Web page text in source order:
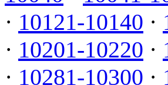
· 10121-10140 ·
· 10201-10220 ·
· 10281-10300 ·